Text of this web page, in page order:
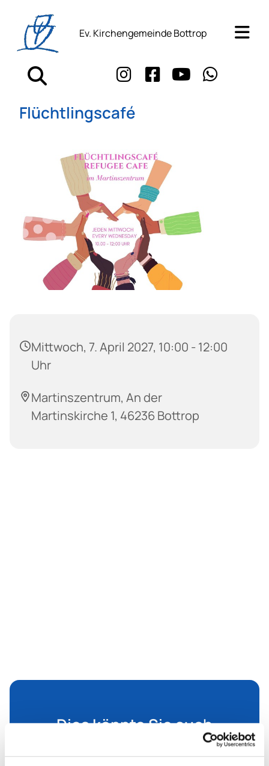
Ev. Kirchengemeinde Bottrop
Flüchtlingscafé
Mittwoch, 7. April 2027, 10:00 - 12:00
Uhr
Martinszentrum, An der
Martinskirche 1, 46236 Bottrop
Dies könnte Sie auch